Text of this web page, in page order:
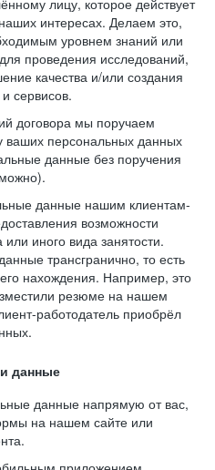
лицу, которое действует
интересах. Делаем это,
уровнем знаний или
проведения исследований,
качества и/или создания
сервисов.
договора мы поручаем
ваших персональных данных
данные без поручения
данные нашим клиентам-
возможности
или иного вида занятости.
трансгранично, то есть
нахождения. Например, это
резюме на нашем
работодатель приобрёл
данные
данные напрямую от вас,
на нашем сайте или